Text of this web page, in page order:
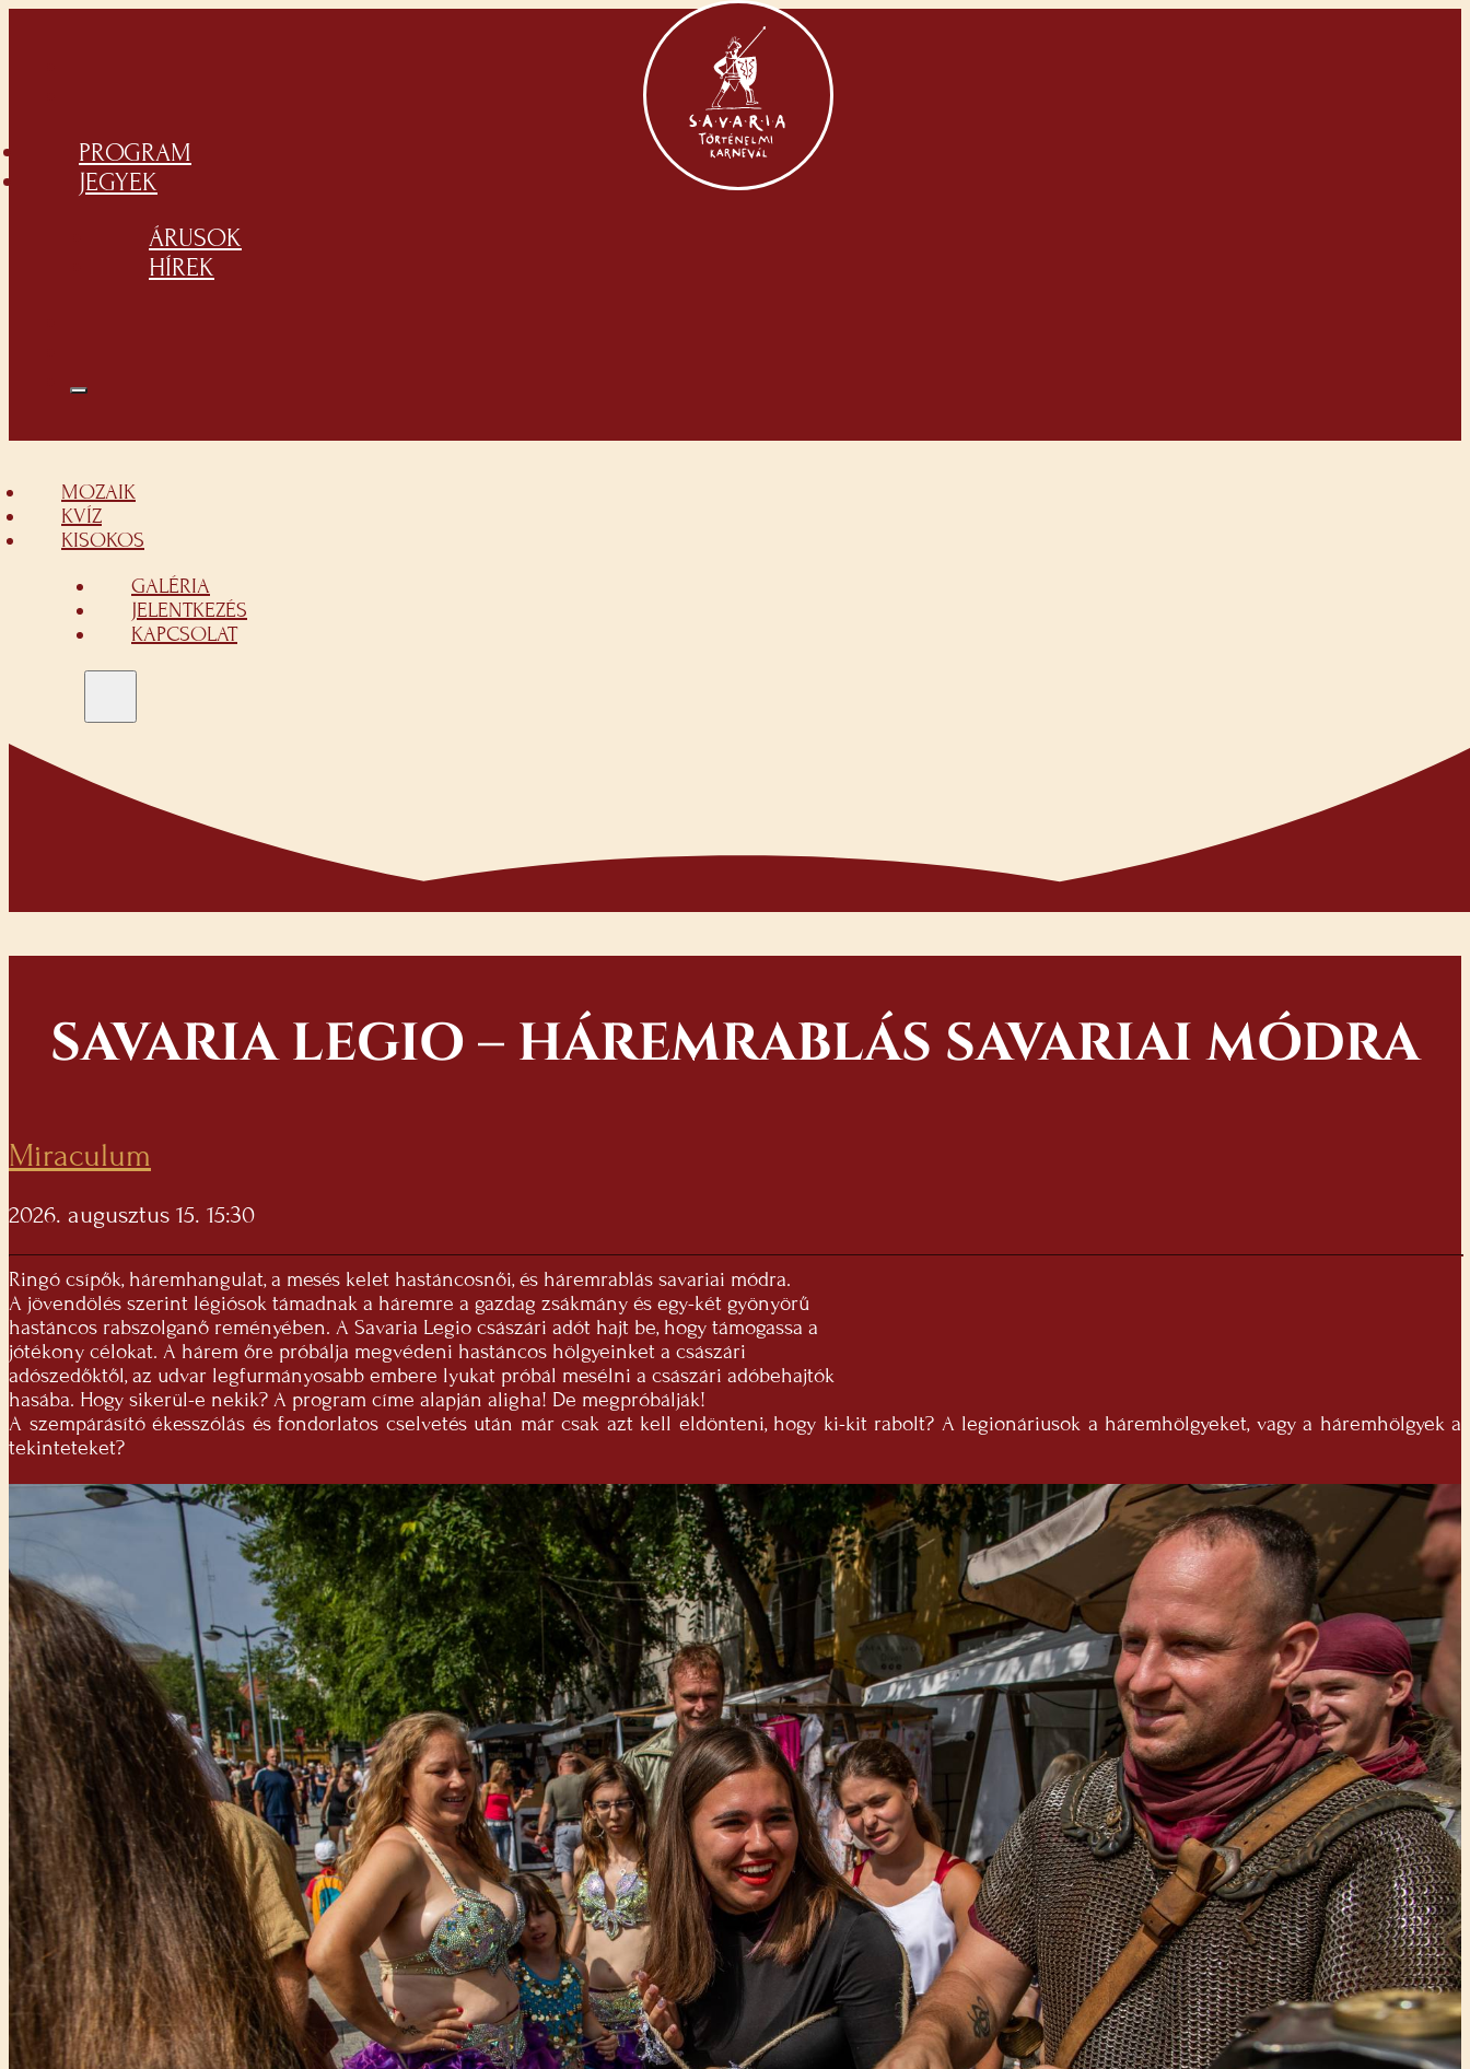
PROGRAM
JEGYEK
ÁRUSOK
HÍREK
MOZAIK
KVÍZ
KISOKOS
GALÉRIA
JELENTKEZÉS
KAPCSOLAT
SAVARIA LEGIO – HÁREMRABLÁS SAVARIAI MÓDRA
Miraculum
2026. augusztus 15. 15:30
Ringó csípők, háremhangulat, a mesés kelet hastáncosnői, és háremrablás savariai módra.
A jövendölés szerint légiósok támadnak a háremre a gazdag zsákmány és egy-két gyönyörű
hastáncos rabszolganő reményében. A Savaria Legio császári adót hajt be, hogy támogassa a
jótékony célokat. A hárem őre próbálja megvédeni hastáncos hölgyeinket a császári
adószedőktől, az udvar legfurmányosabb embere lyukat próbál mesélni a császári adóbehajtók
hasába. Hogy sikerül-e nekik? A program címe alapján aligha! De megpróbálják!
A szempárásító ékesszólás és fondorlatos cselvetés után már csak azt kell eldönteni, hogy ki-kit rabolt? A legionáriusok a háremhölgyeket, vagy a háremhölgyek a
tekinteteket?